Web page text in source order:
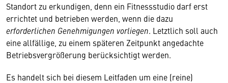
Standort zu erkundigen, denn ein Fitnessstudio darf erst
errichtet und betrieben werden, wenn die dazu
erforderlichen Genehmigungen vorliegen. Letztlich soll auch
eine allfällige, zu einem späteren Zeitpunkt angedachte
Betriebsvergrößerung berücksichtigt werden.
Es handelt sich bei diesem Leitfaden um eine (reine)